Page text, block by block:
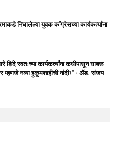
निघालेल्या युवक काँग्रेसच्या कार्यकर्त्यांना
शिंदे स्वतःच्या कार्यकर्त्यांना कधीपासून घाबरू
म्हणजे नव्या हुकूमशाहीची नांदी!" - ॲड. संजय